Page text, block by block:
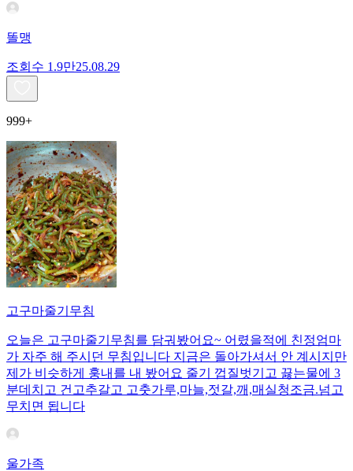
똘맹
조회수 1.9만25.08.29
999+
고구마줄기무침
오늘은 고구마줄기무침를 담궈봤어요~ 어렸을적에 친정엄마
가 자주 해 주시던 무침입니다 지금은 돌아가셔서 안 계시지만
제가 비슷하게 훙내를 내 봤어요 줄기 껍질벗기고 끓는물에 3
분데치고 건고추갈고 고춧가루,마늘,젓갈,깨,매실청조금.넘고
무치면 됩니다
울가족